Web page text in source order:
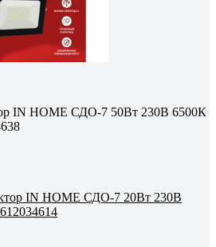
IN HOME СДО-7 50Вт 230В 6500К